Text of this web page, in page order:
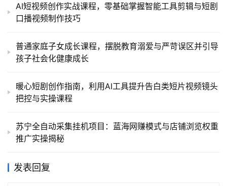
AI短视频创作实战课程，零基础掌握智能工具剪辑与短剧
口播视频制作技巧
普通家庭子女成长课程，摆脱教育溺爱与严苛误区并引导
孩子社会化健康成长
暖心短剧创作指南，利用AI工具提升告白类短片视频镜头
把控与实操课程
苏宁全自动采集挂机项目：蓝海网赚模式与店铺浏览权重
推广实操揭秘
发表回复